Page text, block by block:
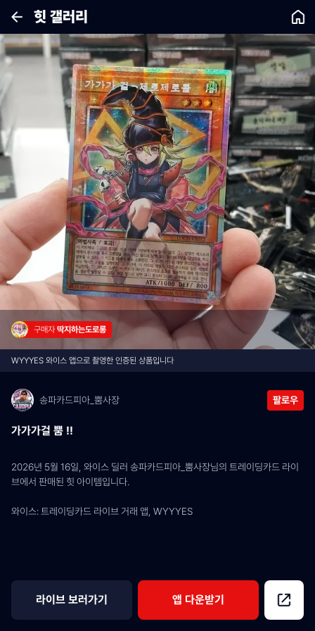
힛 갤러리
구매자 딱지하는도로롱
WYYYES 와이스 앱으로 촬영한 인증된 상품입니다
송파카드피아_뿜사장 팔로우
가가가걸 뿜 !!
2026년 5월 16일, 와이스 딜러 송파카드피아_뿜사장님의 트레이딩카드 라이
브에서 판매된 힛 아이템입니다.
와이스: 트레이딩카드 라이브 거래 앱, WYYYES
라이브 보러가기 앱 다운받기